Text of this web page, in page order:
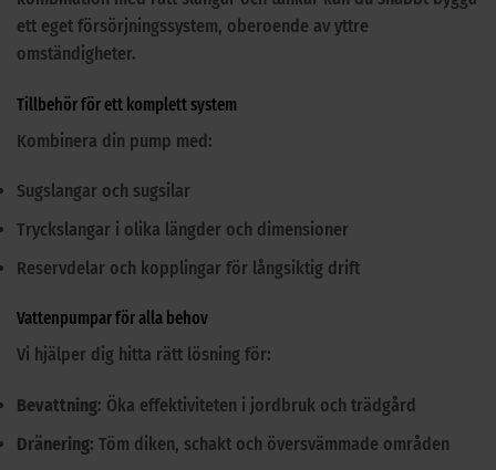
ett eget försörjningssystem, oberoende av yttre
omständigheter.
Tillbehör för ett komplett system
Kombinera din pump med:
Sugslangar och sugsilar
Tryckslangar i olika längder och dimensioner
Reservdelar och kopplingar för långsiktig drift
Vattenpumpar för alla behov
Vi hjälper dig hitta rätt lösning för:
Bevattning: Öka effektiviteten i jordbruk och trädgård
Dränering: Töm diken, schakt och översvämmade områden